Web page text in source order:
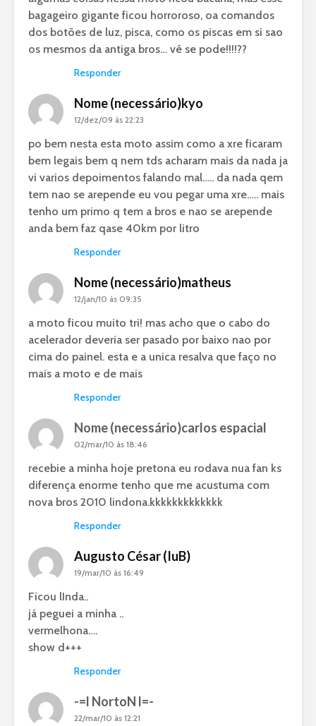
bagageiro gigante ficou horroroso, oa comandos
dos botões de luz, pisca, como os piscas em si sao
os mesmos da antiga bros… vê se pode!!!!??
Responder
Nome (necessário)kyo
12/dez/09 às 22:23
po bem nesta esta moto assim como a xre ficaram
bem legais bem q nem tds acharam mais da nada ja
vi varios depoimentos falando mal….. da nada qem
tem nao se arepende eu vou pegar uma xre….. mais
tenho um primo q tem a bros e nao se arepende
anda bem faz qase 40km por litro
Responder
Nome (necessário)matheus
12/jan/10 às 09:35
a moto ficou muito tri! mas acho que o cabo do
acelerador deveria ser pasado por baixo nao por
cima do painel. esta e a unica resalva que faço no
mais a moto e de mais
Responder
Nome (necessário)carlos espacial
02/mar/10 às 18:46
recebie a minha hoje pretona eu rodava nua fan ks
diferença enorme tenho que me acustuma com
nova bros 2010 lindona.kkkkkkkkkkkkk
Responder
Augusto César (IuB)
19/mar/10 às 16:49
Ficou lInda..
já peguei a minha ..
vermelhona….
show d+++
Responder
-=l NortoN l=-
22/mar/10 às 12:21